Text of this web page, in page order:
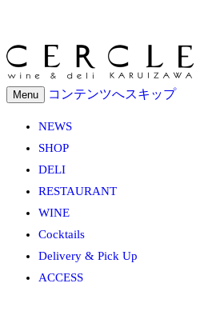
Menu コンテンツへスキップ
NEWS
SHOP
DELI
RESTAURANT
WINE
Cocktails
Delivery & Pick Up
ACCESS